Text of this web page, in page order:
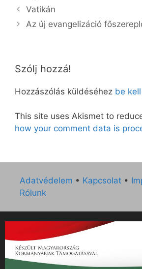
Vatikán
Az új evangelizáció
Szólj hozzá!
Hozzászólás küldéséhez be
This site uses Akismet to
how your comment data is
Adatvédelem • Kapcsolat •
Rólunk